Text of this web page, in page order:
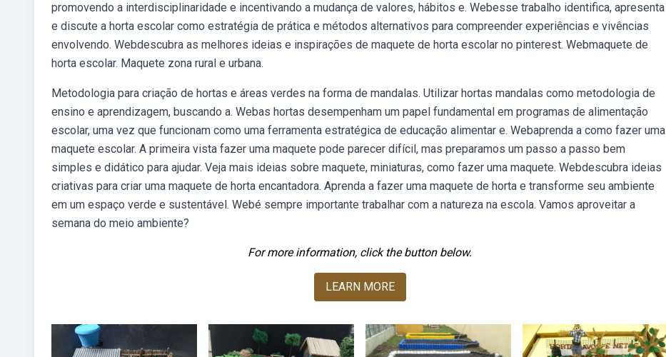
promovendo a interdisciplinaridade e incentivando a mudança de valores, hábitos e. Webesse trabalho identifica, apresenta
e discute a horta escolar como estratégia de prática e métodos alternativos para compreender experiências e vivências
envolvendo. Webdescubra as melhores ideias e inspirações de maquete de horta escolar no pinterest. Webmaquete de
horta escolar. Maquete zona rural e urbana.
Metodologia para criação de hortas e áreas verdes na forma de mandalas. Utilizar hortas mandalas como metodologia de
ensino e aprendizagem, buscando a. Webas hortas desempenham um papel fundamental em programas de alimentação
escolar, uma vez que funcionam como uma ferramenta estratégica de educação alimentar e. Webaprenda a como fazer uma
maquete escolar. A primeira vista fazer uma maquete pode parecer difícil, mas preparamos um passo a passo bem
simples e didático para ajudar. Veja mais ideias sobre maquete, miniaturas, como fazer uma maquete. Webdescubra ideias
criativas para criar uma maquete de horta encantadora. Aprenda a fazer uma maquete de horta e transforme seu ambiente
em um espaço verde e sustentável. Webé sempre importante trabalhar com a natureza na escola. Vamos aproveitar a
semana do meio ambiente?
For more information, click the button below.
LEARN MORE